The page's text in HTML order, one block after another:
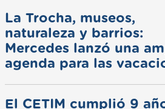
La Trocha, museos,
naturaleza y barrios:
Mercedes lanzó una
agenda para las
El CETIM cumplió 9